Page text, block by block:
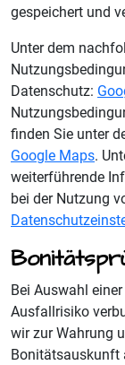
gespeichert und
Unter dem
Datenschutz:
finden Sie unter
Google Maps.
weiterführende
bei der Nutzung
Bei Auswahl
Ausfallrisiko
wir zur Wahrung
Bonitätsauskunft